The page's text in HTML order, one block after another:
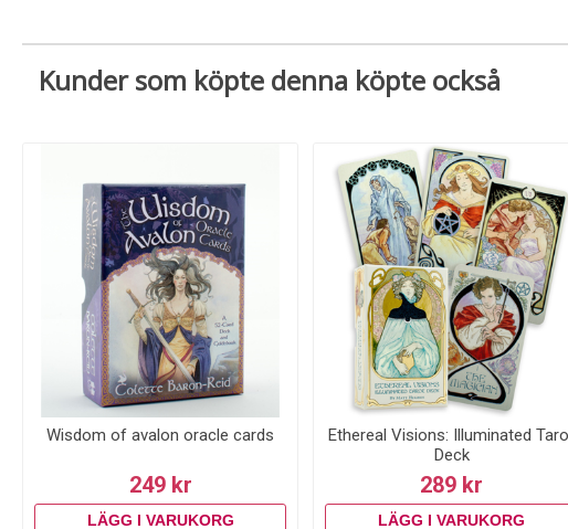
Kunder som köpte denna köpte också
Wisdom of avalon oracle cards
249 kr
Ethereal Visions: Illuminated
Deck
289 kr